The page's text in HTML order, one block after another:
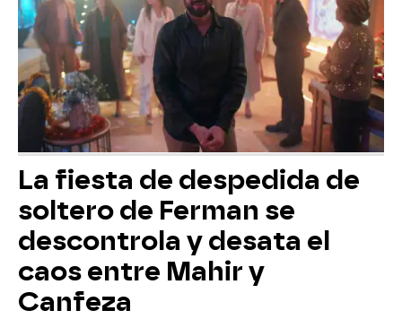
La fiesta de despedida de
soltero de Ferman se
descontrola y desata el
caos entre Mahir y
Canfeza